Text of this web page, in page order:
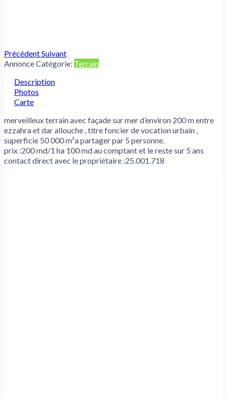
PrécédentSuivant
Annonce Catégorie: Terrain
Description
Photos
Carte
merveilleux terrain avec façade sur mer d’environ 200 m entre
ezzahra et dar allouche , titre foncier de vocation urbain ,
superficie 50 000 m²a partager par 5 personne.
prix :200 md/1 ha 100 md au comptant et le reste sur 5 ans
contact direct avec le propriétaire :25.001.718